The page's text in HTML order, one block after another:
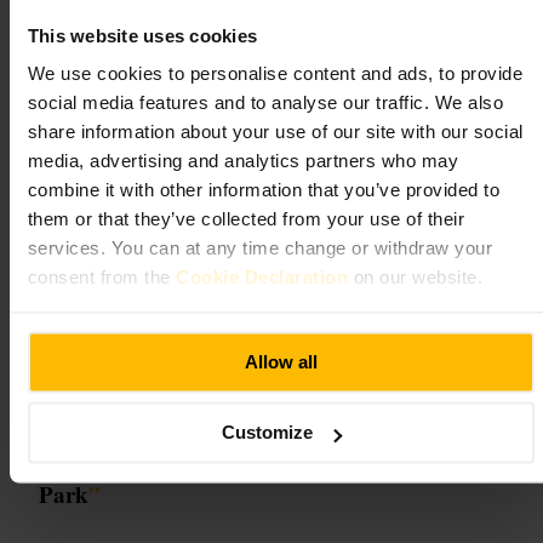
This website uses cookies
We use cookies to personalise content and ads, to provide
social media features and to analyse our traffic. We also
share information about your use of our site with our social
media, advertising and analytics partners who may
combine it with other information that you’ve provided to
them or that they’ve collected from your use of their
services. You can at any time change or withdraw your
consent from the Cookie Declaration on our website.
Allow all
Customize
daher lohnt sich eine vorherige Reservierung. Kombinieren Sie den
nahegelegenen Museum. Rechnen Sie mit begrenztem Platz in den
Räumen und lassen Sie größere Gepäckstücke außerhalb.
http://www.rbkc.gov.uk/museums/
18 Stafford Terrace, London W8 7BH, UK
Kyoto Garden
Sehenswürdigkeiten und Außenbereiche•Garten
Bild /The Athenian Girl
Park”